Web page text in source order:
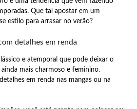
Que tal apostar em um
estilo para arrasar no verão?
detalhes em renda
e atemporal que pode deixar o
mais charmoso e feminino.
em renda nas mangas ou na